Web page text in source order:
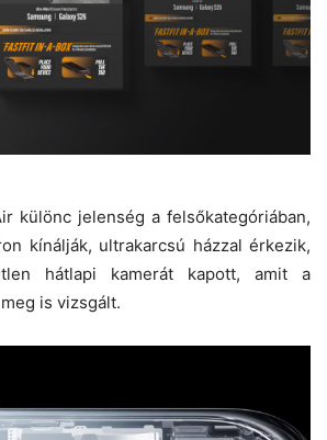
különc jelenség a felsőkategóriában,
kínálják, ultrakarcsú házzal érkezik,
hátlapi kamerát kapott, amit a
is vizsgált.